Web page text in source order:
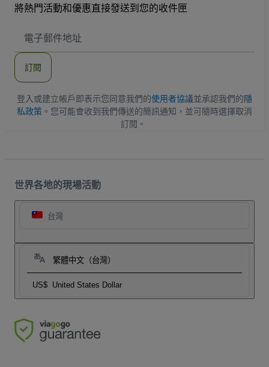
將熱門活動和優惠直接發送到您的收件匣
子
地
訂閱
登入或建立帳戶即表示您同意我們的使用者協議並承認我們的隱
私政策 。您可能會收到我們傳送的簡訊通知，並可隨時選擇取消
訂閱。
世界各地的現場活動
台灣
繁體中文（台灣）
US$ United States Dollar